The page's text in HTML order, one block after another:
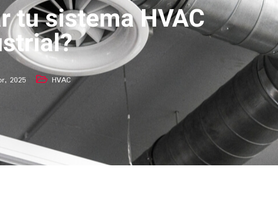
tu sistema HVAC
2025 HVAC